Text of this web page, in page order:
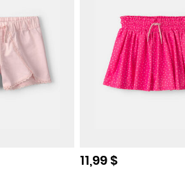
Prix de solde
11,99 $